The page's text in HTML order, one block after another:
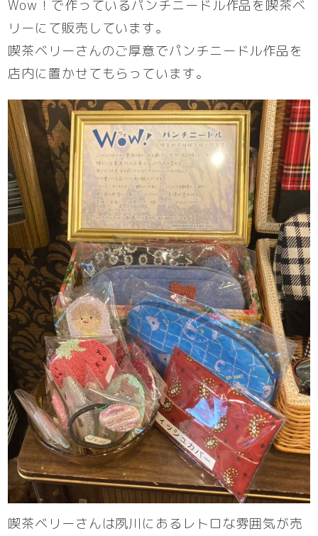
Wow！で作っているパンチニードル作品を喫茶ベ
リーにて販売しています。
喫茶ベリーさんのご厚意でパンチニードル作品を
店内に置かせてもらっています。
喫茶ベリーさんは夙川にあるレトロな雰囲気が売